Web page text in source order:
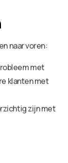
naar voren:
met
klanten met
zijn met